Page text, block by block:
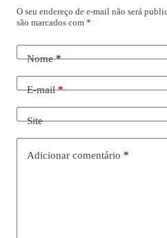
O seu endereço de e-mail não será
são marcados com *
Nome*
E-mail*
Site
Adicionar comentário *